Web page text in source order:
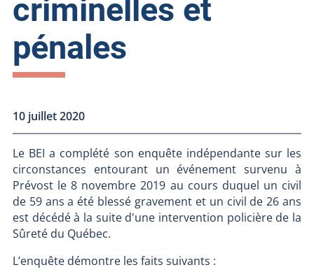
criminelles et
pénales
10 juillet 2020
Le BEI a complété son enquête indépendante sur les
circonstances entourant un événement survenu à
Prévost le 8 novembre 2019 au cours duquel un civil
de 59 ans a été blessé gravement et un civil de 26 ans
est décédé à la suite d'une intervention policière de la
Sûreté du Québec.
L’enquête démontre les faits suivants :